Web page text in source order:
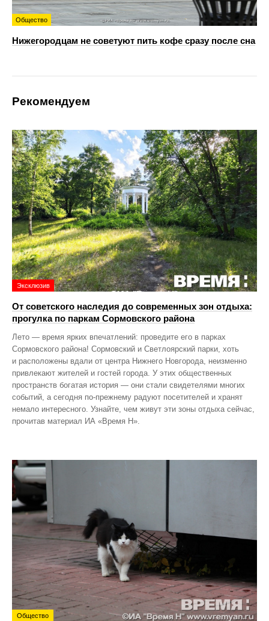
Общество
Нижегородцам не советуют пить кофе сразу после сна
Рекомендуем
Эксклюзив
От советского наследия до современных зон отдыха:
прогулка по паркам Сормовского района
Лето — время ярких впечатлений: проведите его в парках
Сормовского района! Сормовский и Светлоярский парки, хоть
и расположены вдали от центра Нижнего Новгорода, неизменно
привлекают жителей и гостей города. У этих общественных
пространств богатая история — они стали свидетелями многих
событий, а сегодня по‑прежнему радуют посетителей и хранят
немало интересного. Узнайте, чем живут эти зоны отдыха сейчас,
прочитав материал ИА «Время Н».
Общество